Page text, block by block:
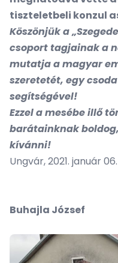
tiszteletbeli konzul
Köszönjük a
csoport tagjainak a
mutatja a magyar
szeretetét, egy
segítségével!
Ezzel a mesébe illő
barátainknak
kívánni!
Ungvár, 2021. január 06.
Buhajla József